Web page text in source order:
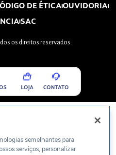
DE ÉTICAOUVIDORIA
SAC
os direitos reservados.
LOJA CONTATO
semelhantes para
serviços, personalizar